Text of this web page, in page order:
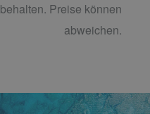
Preise können
abweichen.